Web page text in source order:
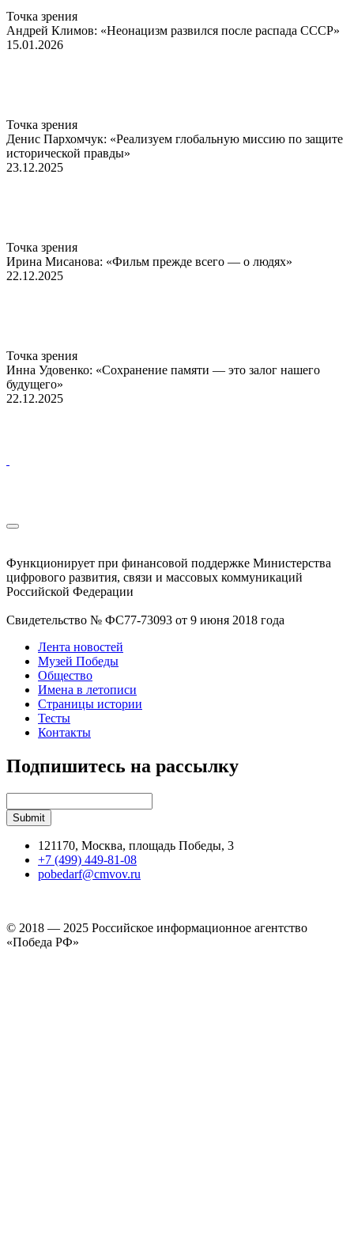
Точка зрения
Андрей Климов: «Неонацизм развился после распада СССР»
15.01.2026
Точка зрения
Денис Пархомчук: «Реализуем глобальную миссию по защите
исторической правды»
23.12.2025
Точка зрения
Ирина Мисанова: «Фильм прежде всего — о людях»
22.12.2025
Точка зрения
Инна Удовенко: «Сохранение памяти — это залог нашего
будущего»
22.12.2025
Функционирует при финансовой поддержке Министерства
цифрового развития, связи и массовых коммуникаций
Российской Федерации
Свидетельство № ФС77-73093 от 9 июня 2018 года
Лента новостей
Музей Победы
Общество
Имена в летописи
Страницы истории
Тесты
Контакты
Подпишитесь на рассылку
121170, Москва, площадь Победы, 3
+7 (499) 449-81-08
pobedarf@cmvov.ru
© 2018 — 2025 Российское информационное агентство
«Победа РФ»